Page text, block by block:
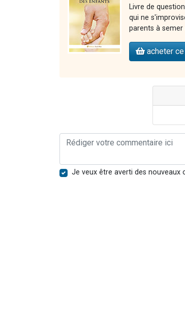
Livre de
qui ne
parents à
acheter
Je veux être averti des nouveaux